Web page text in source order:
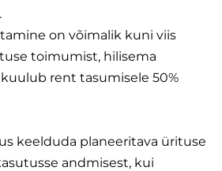
on võimalik kuni viis
toimumist, hilisema
rent tasumisele 50%
keelduda planeeritava ürituse
andmisest, kui